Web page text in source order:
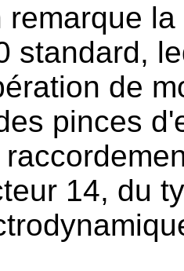
remarque
standard,
de
pinces
14, du